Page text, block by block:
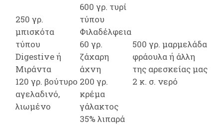
250 γρ.
μπισκότα
τύπου
Digestive ή
Μιράντα
120 γρ. βούτυρο
αγελαδινό,
λιωμένο
600 γρ. τυρί
τύπου
Φιλαδέλφεια
60 γρ.
ζάχαρη
άχνη
200 γρ.
κρέμα
γάλακτος
35% λιπαρά
500 γρ. μαρμελάδα
φράουλα ή άλλη
της αρεσκείας μας
2 κ. σ. νερό